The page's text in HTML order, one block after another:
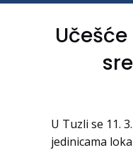
U Tuzli se 11.
jedinicama